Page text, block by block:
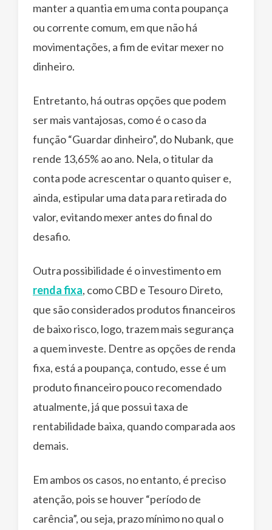
manter a quantia em uma conta poupança
ou corrente comum, em que não há
movimentações, a fim de evitar mexer no
dinheiro.
Entretanto, há outras opções que podem
ser mais vantajosas, como é o caso da
função “Guardar dinheiro”, do Nubank, que
rende 13,65% ao ano. Nela, o titular da
conta pode acrescentar o quanto quiser e,
ainda, estipular uma data para retirada do
valor, evitando mexer antes do final do
desafio.
Outra possibilidade é o investimento em
renda fixa, como CBD e Tesouro Direto,
que são considerados produtos financeiros
de baixo risco, logo, trazem mais segurança
a quem investe. Dentre as opções de renda
fixa, está a poupança, contudo, esse é um
produto financeiro pouco recomendado
atualmente, já que possui taxa de
rentabilidade baixa, quando comparada aos
demais.
Em ambos os casos, no entanto, é preciso
atenção, pois se houver “período de
carência”, ou seja, prazo mínimo no qual o